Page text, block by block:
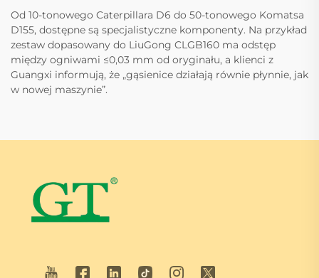
Od 10-tonowego Caterpillara D6 do 50-tonowego Komatsa
D155, dostępne są specjalistyczne komponenty. Na przykład
zestaw dopasowany do LiuGong CLGB160 ma odstęp
między ogniwami ≤0,03 mm od oryginału, a klienci z
Guangxi informują, że „gąsienice działają równie płynnie, jak
w nowej maszynie”.